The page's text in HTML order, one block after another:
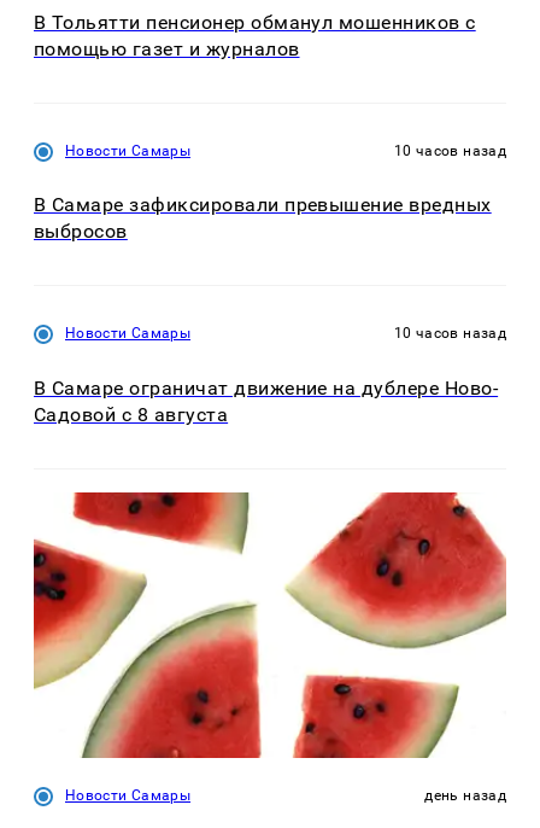
В Тольятти пенсионер обманул мошенников с
помощью газет и журналов
Новости Самары 10 часов назад
В Самаре зафиксировали превышение вредных
выбросов
Новости Самары 10 часов назад
В Самаре ограничат движение на дублере Ново-
Садовой с 8 августа
Новости Самары день назад